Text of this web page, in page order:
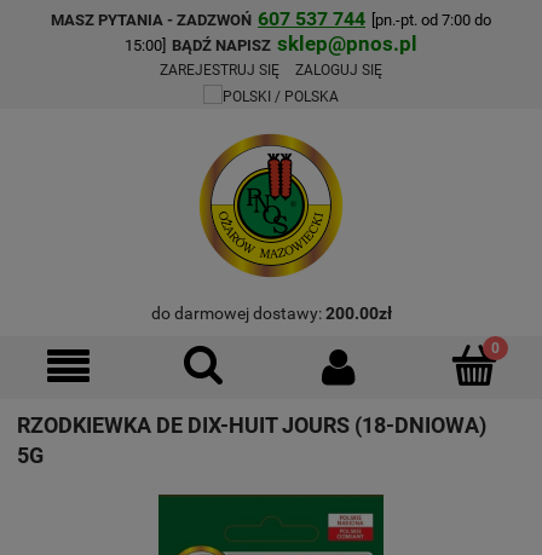
MASZ PYTANIA - ZADZWOŃ 607 537 744 [pn.-pt. od 7:00 do
15:00] BĄDŹ NAPISZ sklep@pnos.pl
ZAREJESTRUJ SIĘ ZALOGUJ SIĘ
do darmowej dostawy:200.00zł
RZODKIEWKA DE DIX-HUIT JOURS (18-DNIOWA)
5G